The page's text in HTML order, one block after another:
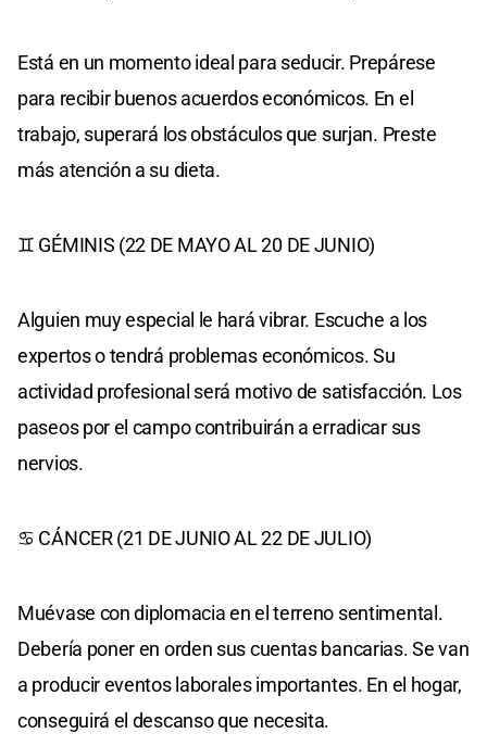
Está en un momento ideal para seducir. Prepárese
para recibir buenos acuerdos económicos. En el
trabajo, superará los obstáculos que surjan. Preste
más atención a su dieta.
♊ GÉMINIS (22 DE MAYO AL 20 DE JUNIO)
Alguien muy especial le hará vibrar. Escuche a los
expertos o tendrá problemas económicos. Su
actividad profesional será motivo de satisfacción. Los
paseos por el campo contribuirán a erradicar sus
nervios.
♋ CÁNCER (21 DE JUNIO AL 22 DE JULIO)
Muévase con diplomacia en el terreno sentimental.
Debería poner en orden sus cuentas bancarias. Se van
a producir eventos laborales importantes. En el hogar,
conseguirá el descanso que necesita.